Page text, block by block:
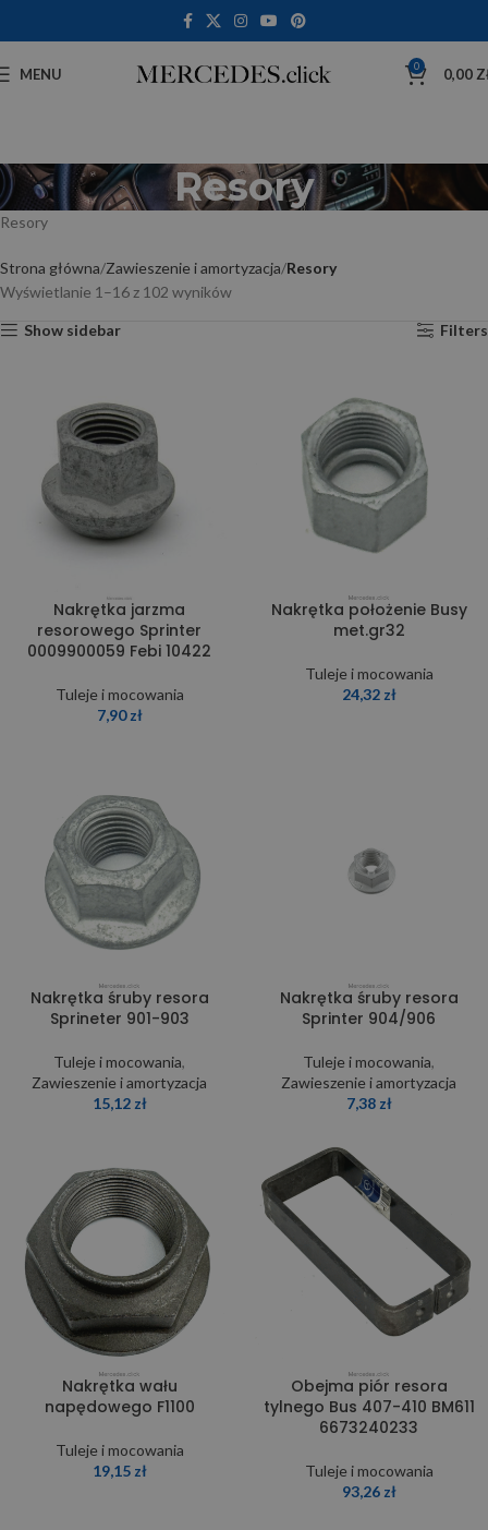
MENU 0 0,00
Resory
Resory
Strona główna Zawieszenie i amortyzacja Resory
Wyświetlanie 1–16 z 102 wyników
Show sidebar Filters
Nakrętka jarzma
resorowego Sprinter
0009900059 Febi 10422
Tuleje i mocowania
7,90zł
Nakrętka położenie Busy
met.gr32
Tuleje i mocowania
24,32 zł
Nakrętka śruby resora
Sprineter 901-903
Tuleje i mocowania,
Zawieszenie i amortyzacja
15,12 zł
Nakrętka śruby resora
Sprinter 904/906
Tuleje i mocowania,
Zawieszenie i amortyzacja
7,38 zł
Nakrętka wału
napędowego F1100
Tuleje i mocowania
19,15 zł
Obejma piór resora
tylnego Bus 407-410 BM611
6673240233
Tuleje i mocowania
93,26 zł